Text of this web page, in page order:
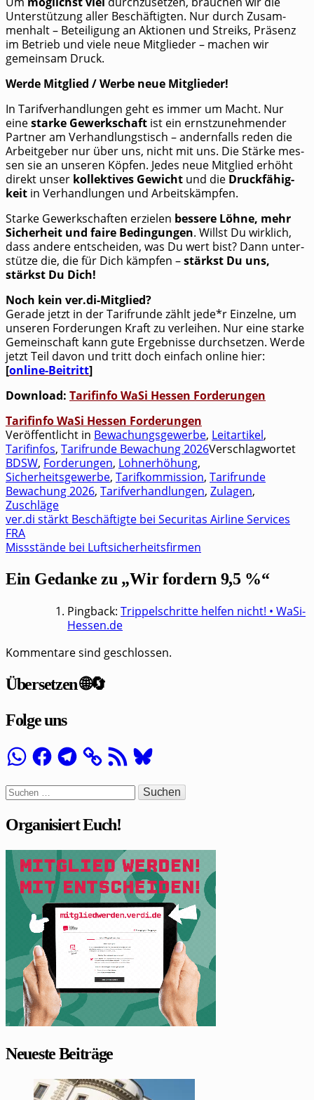
Unter­stüt­zung aller Beschäf­tig­ten. Nur durch Zusam­
men­halt – Betei­li­gung an Aktio­nen und Streiks, Prä­senz
im Betrieb und vie­le neue Mit­glie­der – machen wir
gemein­sam Druck.
Wer­de Mit­glied /​ Wer­be neue Mitglieder!
In Tarif­ver­hand­lun­gen geht es immer um Macht. Nur
einestar­ke Gewerk­schaft ist ein ernst­zu­neh­men­der
Part­ner am Ver­hand­lungs­tisch – andern­falls reden die
Arbeit­ge­ber nur über uns, nicht mit uns. Die Stär­ke mes­
sen sie an unse­ren Köp­fen. Jedes neue Mit­glied erhöht
direkt unser kol­lek­ti­ves Gewicht und die Druck­fä­hig­
keit in Ver­hand­lun­gen und Arbeitskämpfen.
Star­ke Gewerk­schaf­ten erzie­len bes­se­re Löh­ne, mehr
Sicher­heit und fai­re Bedin­gun­gen. Willst Du wirk­lich,
dass ande­re ent­schei­den, was Du wert bist? Dann unter­
stüt­ze die, die für Dich kämp­fen –stärkst Du uns,
stärkst Du Dich!
Noch kein ver.di-Mitglied?
Gera­de jetzt in der Tarif­run­de zählt jede*r Ein­zel­ne, um
unse­ren For­de­run­gen Kraft zu ver­lei­hen. Nur eine star­ke
Gemein­schaft kann gute Ergeb­nis­se durch­set­zen. Wer­de
jetzt Teil davon und tritt doch ein­fach online hier:
[online-Bei­tritt]
Down­load: Tarif­in­fo WaSi Hes­sen Forderungen
Tarif­in­fo WaSi Hes­sen Forderungen
Veröffentlicht in Bewachungsgewerbe, Leitartikel,
Tarifinfos, Tarifrunde Bewachung 2026Verschlagwortet
BDSW, Forderungen, Lohnerhöhung,
Sicherheitsgewerbe, Tarifkommission, Tarifrunde
Bewachung 2026, Tarifverhandlungen, Zulagen,
Zuschläge
Beitragsnavigation
ver.di stärkt Beschäftigte bei Securitas Airline Services
FRA
Missstände bei Luftsicherheitsfirmen
Ein Gedanke zu „Wir fordern 9,5 %“
Pingback: Trippelschritte helfen nicht! • WaSi-
Hessen.de
Kommentare sind geschlossen.
Übersetzen 🌐🔄
Folge uns
WhatsApp
FacebookTelegram RSS-
Feed
Bluesky
Suchen
nach:
Organisiert Euch!
Neueste Beiträge